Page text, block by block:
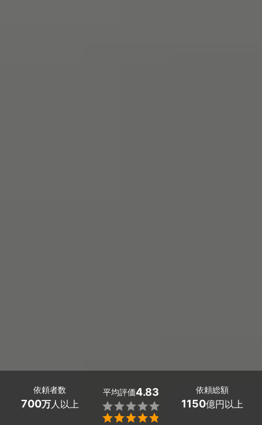
依頼者数
700万人以上
平均評価4.83


依頼総額
1150億円以上